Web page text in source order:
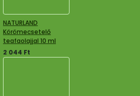
NATURLAND
Körömecsetelő
teafaolajjal 10 ml
2 044 Ft